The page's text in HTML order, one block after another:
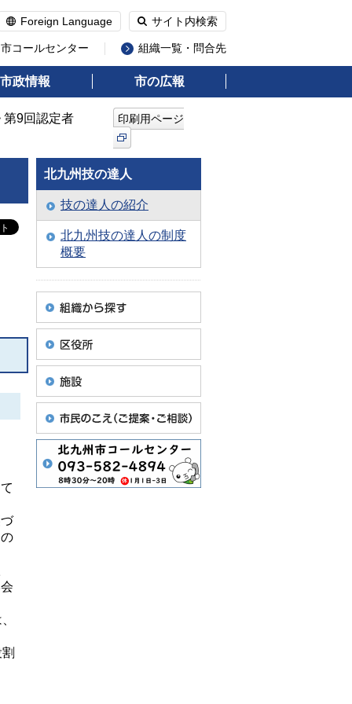
Foreign Language サイト内検索
コールセンター 組織一覧・問合先
市政情報 市の広報
第9回認定者
印刷用ページ
北九州技の達人
技の達人の紹介
北九州技の達人の制度
概要